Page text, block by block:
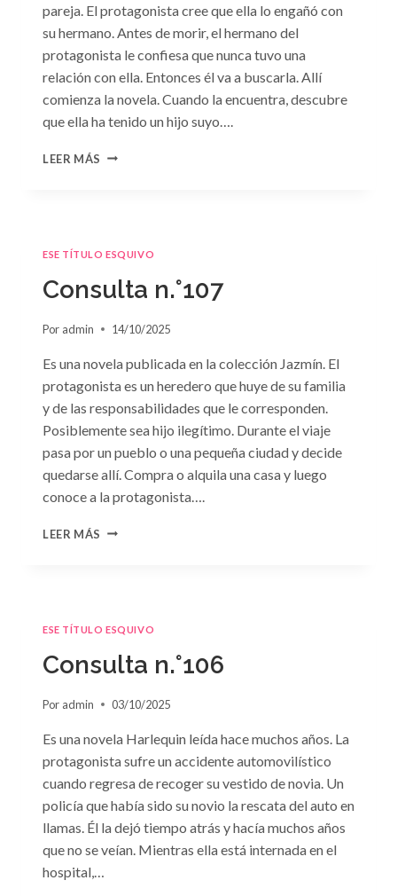
pareja. El protagonista cree que ella lo engañó con
su hermano. Antes de morir, el hermano del
protagonista le confiesa que nunca tuvo una
relación con ella. Entonces él va a buscarla. Allí
comienza la novela. Cuando la encuentra, descubre
que ella ha tenido un hijo suyo….
LEER MÁS CONSULTA
DE
EMMA
DARCY
ESE TÍTULO ESQUIVO
Consulta n.°107
Por admin 14/10/2025
Es una novela publicada en la colección Jazmín. El
protagonista es un heredero que huye de su familia
y de las responsabilidades que le corresponden.
Posiblemente sea hijo ilegítimo. Durante el viaje
pasa por un pueblo o una pequeña ciudad y decide
quedarse allí. Compra o alquila una casa y luego
conoce a la protagonista….
LEER MÁS CONSULTA
ESE TÍTULO ESQUIVO
Consulta n.°106
Por admin 03/10/2025
Es una novela Harlequin leída hace muchos años. La
protagonista sufre un accidente automovilístico
cuando regresa de recoger su vestido de novia. Un
policía que había sido su novio la rescata del auto en
llamas. Él la dejó tiempo atrás y hacía muchos años
que no se veían. Mientras ella está internada en el
hospital,…